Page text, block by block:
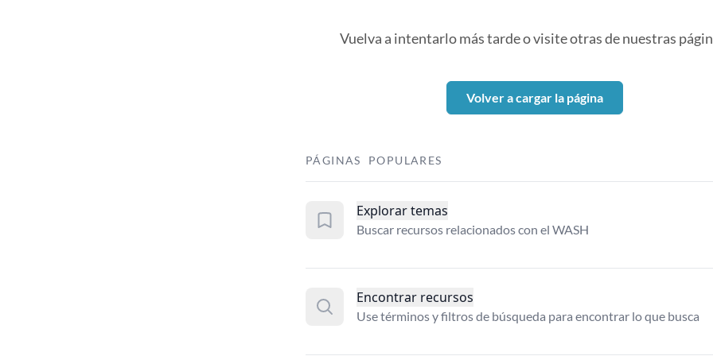
Vuelva a intentarlo más tarde o visite otras de nuestras
Volver a cargar la página
PÁGINAS POPULARES
Explorar temas
Buscar recursos relacionados con el WASH
Encontrar recursos
Use términos y filtros de búsqueda para encontrar lo que busca